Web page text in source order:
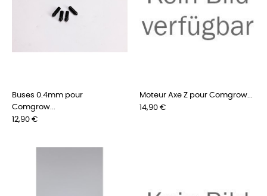
Buses 0.4mm pour
Comgrow...
Preis
12,90 €
Moteur Axe Z pour Comgrow...
Preis
14,90 €